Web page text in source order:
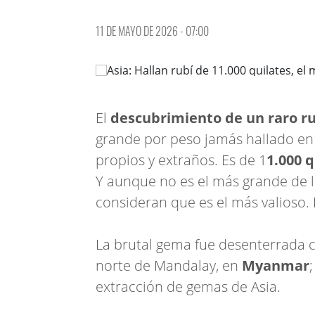
11 DE MAYO DE 2026 - 07:00
El descubrimiento de un raro
grande por peso jamás hallado
propios y extraños. Es de 11.000
Y aunque no es el más grande
consideran que es el más
La brutal gema fue desenterrada
norte de Mandalay, en Myanmar
extracción de gemas de Asia.